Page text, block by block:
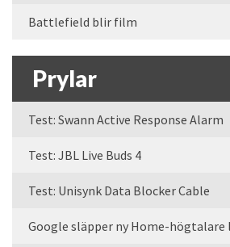
Battlefield blir film
Prylar
Test: Swann Active Response Alarm
Test: JBL Live Buds 4
Test: Unisynk Data Blocker Cable
Google släpper ny Home-högtalare